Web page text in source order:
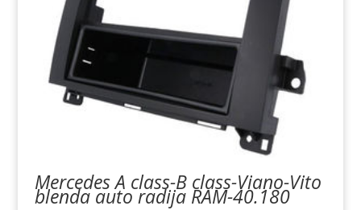
Mercedes A class-B class-Viano-Vito
blenda auto radija RAM-40.180